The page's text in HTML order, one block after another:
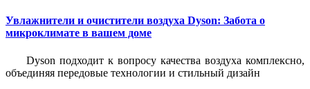
Увлажнители и очистители воздуха Dyson: Забота о
микроклимате в вашем доме
Dyson подходит к вопросу качества воздуха комплексно,
объединяя передовые технологии и стильный дизайн